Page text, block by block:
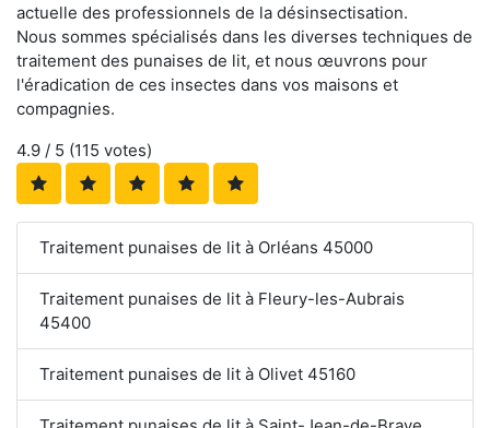
actuelle des professionnels de la désinsectisation.
Nous sommes spécialisés dans les diverses techniques de
traitement des punaises de lit, et nous œuvrons pour
l'éradication de ces insectes dans vos maisons et
compagnies.
4.9 / 5 (115 votes)
Traitement punaises de lit à Orléans 45000
Traitement punaises de lit à Fleury-les-Aubrais
45400
Traitement punaises de lit à Olivet 45160